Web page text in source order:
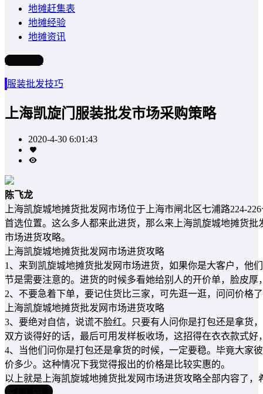
地摊赶集表
地摊经验
地摊资讯
写文章
服装批发技巧
上海凯旋门服装批发市场采购策略
2020-4-30 6:01:43
陈飞龙
上海凯旋城地摊货批发网市场位于上海市闸北区七浦路224-
首选位置。这么多人都来此进货，那么来上海凯旋城地摊货
市场进货攻略。
上海凯旋城地摊货批发网市场进货攻略
1、来到凯旋城地摊货批发网市场进货，如果你是大客户，他
节是需要注意的。进货的时候多看她给别人的开价单，脸皮
2、不要急着下单，要记住货比三家，可先逛一逛，问问价格
上海凯旋城地摊货批发网市场进货攻略
3、要绝对自信，说谎不脸红。只要有人问你是打包还是拿货
双方谈得好的话，最后可用发样板收场，这招得在衣衣款式好
4、当他们问你是打包还是拿货的时候，一定要稳。毕竟大家
价多少。这种情况下我觉得报出的价格是比较实惠的。
以上就是上海凯旋城地摊货批发网市场进货攻略全部内容了